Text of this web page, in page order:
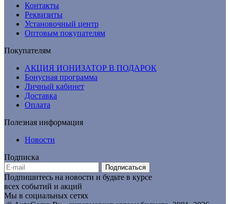
Контакты
Реквизиты
Установочный центр
Оптовым покупателям
Покупателям
АКЦИЯ ИОНИЗАТОР В ПОДАРОК
Бонусная программа
Личный кабинет
Доставка
Оплата
Полезная информация
Новости
Подписка
Подписаться
Подпишитесь на новости и будьте в курсе
всех событий и акций
Мы в социальных сетях